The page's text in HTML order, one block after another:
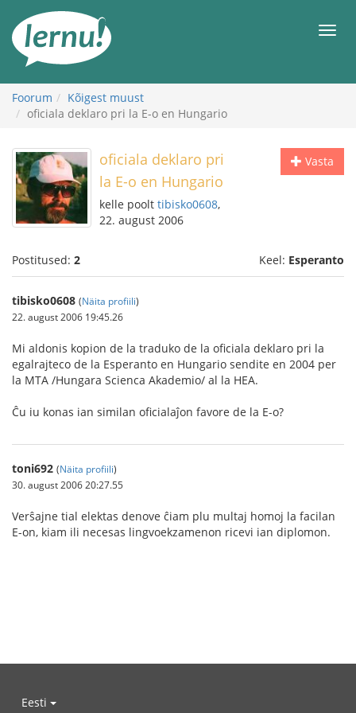
juurde
Foorum
Kõigest muust
oficiala deklaro pri la E-o en Hungario
Vasta
oficiala deklaro pri
la E-o en Hungario
kelle poolt tibisko0608,
22. august 2006
Postitused: 2 Keel: Esperanto
tibisko0608 (Näita profiili)
22. august 2006 19:45.26
Mi aldonis kopion de la traduko de la oficiala deklaro pri la
egalrajteco de la Esperanto en Hungario sendite en 2004 per
la MTA /Hungara Scienca Akademio/ al la HEA.
Ĉu iu konas ian similan oficialaĵon favore de la E-o?
toni692 (Näita profiili)
30. august 2006 20:27.55
Verŝajne tial elektas denove ĉiam plu multaj homoj la facilan
E-on, kiam ili necesas lingvoekzamenon ricevi ian diplomon.
Eesti